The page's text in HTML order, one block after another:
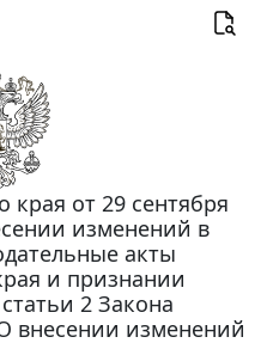
края от 29 сентября
изменений в
акты
и признании
2 Закона
внесении изменений